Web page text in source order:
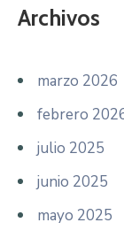
Archivos
marzo 2026
febrero
julio 2025
junio 2025
mayo 2025